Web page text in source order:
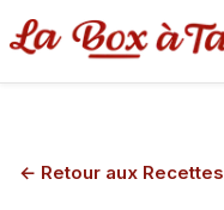
← Retour aux Recettes